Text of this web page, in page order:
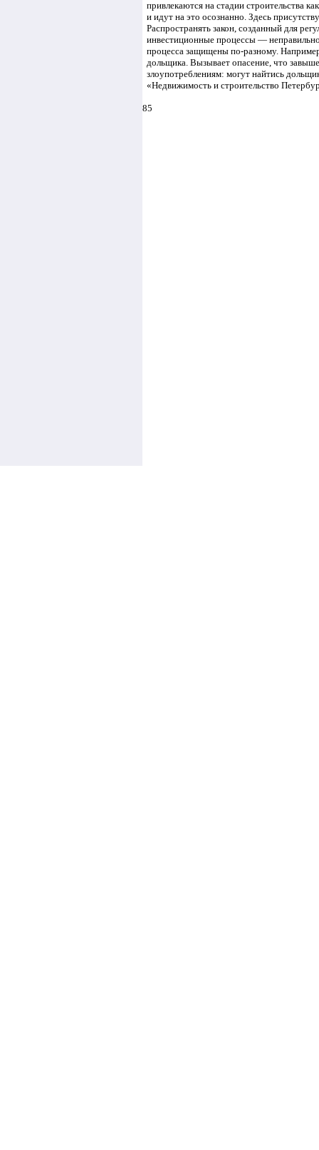
привлекаются на стадии строительства
и идут на это осознанно. Здесь
Распространять закон, созданный для
инвестиционные процессы —
процесса защищены по-разному.
дольщика. Вызывает опасение, что
злоупотреблениям: могут найтись
«Недвижимость и строительство
85